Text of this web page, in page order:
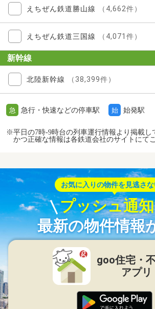
えちぜん鉄道勝山線 （4,662件）
えちぜん鉄道三国線 （4,071件）
新幹線
北陸新幹線 （38,399件）
急 急行・快速などの停車駅 始 始発駅
※平日の7時-9時台の列車運行情報より掲載し
かつ正確な情報は各鉄道会社のサイトにて
お気に入りの物件を見逃さな
プッシュ通
最新の物件情報
goo住宅・
アプリ